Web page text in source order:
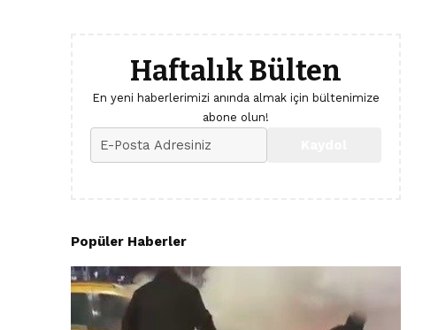
Haftalık Bülten
En yeni haberlerimizi anında almak için bültenimize
abone olun!
Popüler Haberler